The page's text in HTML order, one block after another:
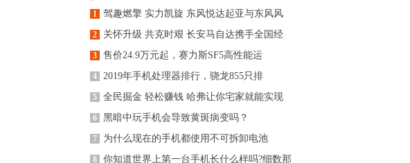
1 驾趣燃擎 实力凯旋 东风悦达起亚与东风风
2 关怀升级 共克时艰 长安马自达携手全国经
3 售价24.9万元起，赛力斯SF5高性能运
4 2019年手机处理器排行，骁龙855只排
5 全民掘金 轻松赚钱 哈弗让你宅家就能实现
6 黑暗中玩手机会导致黄斑病变吗？
7 为什么现在的手机都使用不可拆卸电池
8 你知道世界上第一台手机长什么样吗?细数那